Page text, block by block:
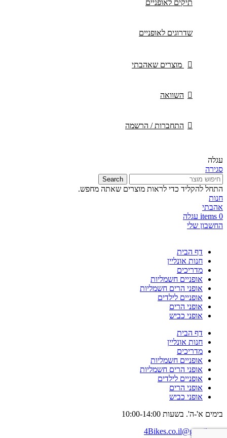
תיקים לאופניים
שדרוגים לאופניים
מוצרים שאהבתי
השוואה
התחברות / הרשמה
עגלה
סגירה
Search
התחל להקליד כדי לראות מוצרים שאתה מחפש.
חנות
אהבתי
0
items עגלה
החשבון שלי
דף הבית
חנות אונליין
מדריכים
אופניים חשמליות
אופני הרים חשמליות
אופניים לילדים
אופני הרים
אופני כביש
דף הבית
חנות אונליין
מדריכים
אופניים חשמליות
אופני הרים חשמליות
אופניים לילדים
אופני הרים
אופני כביש
בימים א'-ה'. בשעות 10:00-14:00
4Bikes.co.il@gmail.com